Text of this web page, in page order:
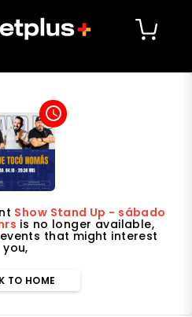
access_time
Show Stand Up - sábado
is no longer available,
that might interest
you,
TO HOME